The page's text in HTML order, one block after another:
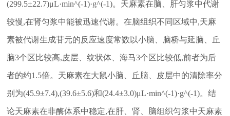
(299.5±22.7)μL·min^(-1)·g^(-1)。天麻素在脑、肝匀浆中代谢
较慢,在肾匀浆中能被迅速代谢。在脑组织不同区域中,天麻
素被代谢生成苷元的反应速度常数以小脑、脑桥与延脑、丘
脑3个区比较高,皮层、纹状体、海马3个区比较低,前者为后
者的约1.5倍。天麻素在大鼠小脑、丘脑、皮层中的清除率分
别为(45.9±7.4),(39.6±5.6)和(24.4±3.0)μL·min^(-1)·g^(-1)。结
论天麻素在非酶体系中稳定,在肝、肾、脑组织匀浆中天麻素